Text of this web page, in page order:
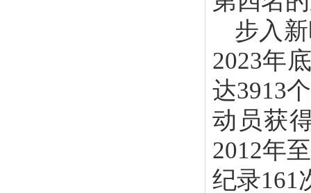
步入
2023年
达3913
动员获
2012年
纪录161